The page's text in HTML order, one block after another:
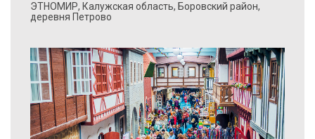
ЭТНОМИР, Калужская область, Боровский район,
деревня Петрово